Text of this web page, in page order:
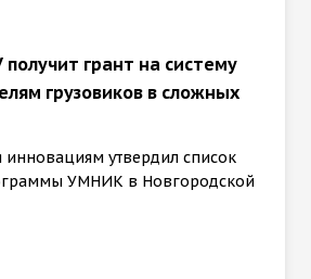
грант на систему
грузовиков в сложных
утвердил список
УМНИК в Новгородской